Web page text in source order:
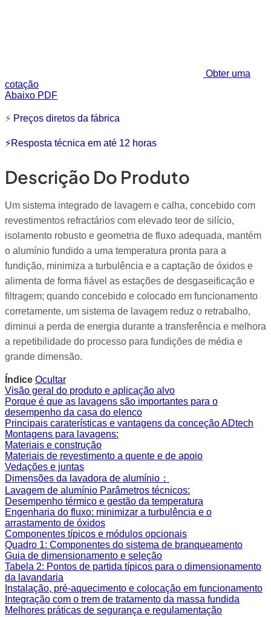
Obter uma
cotação
Abaixo PDF
⚡ Preços diretos da fábrica
⚡Resposta técnica em até 12 horas
Descrição Do Produto
Um sistema integrado de lavagem e calha, concebido com
revestimentos refractários com elevado teor de silício,
isolamento robusto e geometria de fluxo adequada, mantém
o alumínio fundido a uma temperatura pronta para a
fundição, minimiza a turbulência e a captação de óxidos e
alimenta de forma fiável as estações de desgaseificação e
filtragem; quando concebido e colocado em funcionamento
corretamente, um sistema de lavagem reduz o retrabalho,
diminui a perda de energia durante a transferência e melhora
a repetibilidade do processo para fundições de média e
grande dimensão.
Índice Ocultar
Visão geral do produto e aplicação alvo
Porque é que as lavagens são importantes para o
desempenho da casa do elenco
Principais caraterísticas e vantagens da conceção ADtech
Montagens para lavagens:
Materiais e construção
Materiais de revestimento a quente e de apoio
Vedações e juntas
Dimensões da lavadora de alumínio：
Lavagem de alumínio Parâmetros técnicos:
Desempenho térmico e gestão da temperatura
Engenharia do fluxo: minimizar a turbulência e o
arrastamento de óxidos
Componentes típicos e módulos opcionais
Quadro 1: Componentes do sistema de branqueamento
Guia de dimensionamento e seleção
Tabela 2: Pontos de partida típicos para o dimensionamento
da lavandaria
Instalação, pré-aquecimento e colocação em funcionamento
Integração com o trem de tratamento da massa fundida
Melhores práticas de segurança e regulamentação